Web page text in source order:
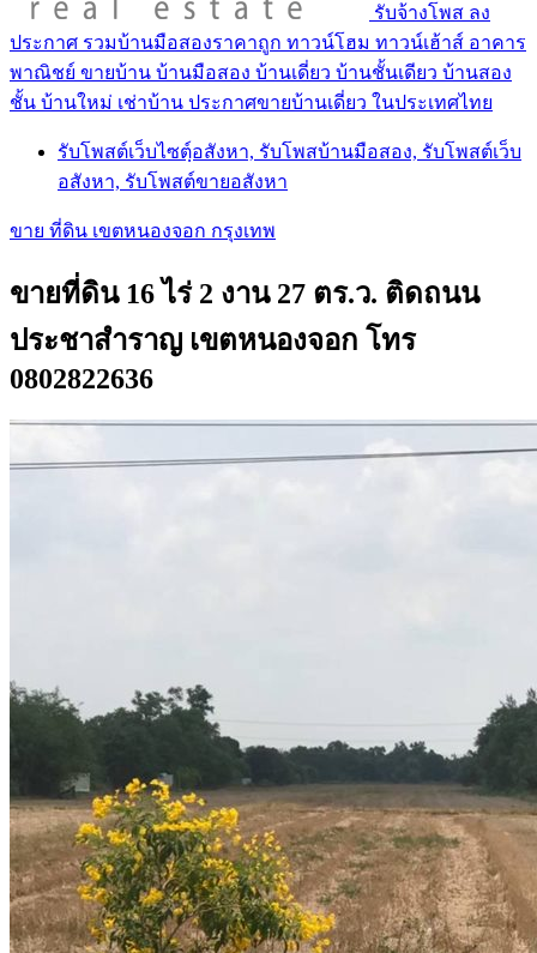
รับจ้างโพส ลง
ประกาศ รวมบ้านมือสองราคาถูก ทาวน์โฮม ทาวน์เฮ้าส์ อาคาร
พาณิชย์ ขายบ้าน บ้านมือสอง บ้านเดี่ยว บ้านชั้นเดียว บ้านสอง
ชั้น บ้านใหม่ เช่าบ้าน ประกาศขายบ้านเดี่ยว ในประเทศไทย
รับโพสต์เว็บไซตฺ์อสังหา, รับโพสบ้านมือสอง, รับโพสต์เว็บ
อสังหา, รับโพสต์ขายอสังหา
ขาย ที่ดิน เขตหนองจอก กรุงเทพ
ขายที่ดิน 16 ไร่ 2 งาน 27 ตร.ว. ติดถนน
ประชาสำราญ เขตหนองจอก โทร
0802822636